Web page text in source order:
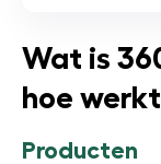
Wat is
hoe
Producten